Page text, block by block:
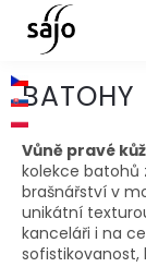
obsah
BATOHY
Vůně pravé
kolekce batohů
brašnářství v
unikátní
kanceláři i na
sofistikovanost,